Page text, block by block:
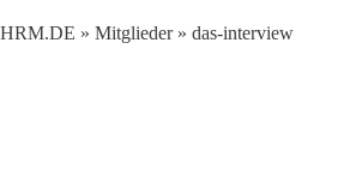
HRM.DE » Mitglieder» das-interview